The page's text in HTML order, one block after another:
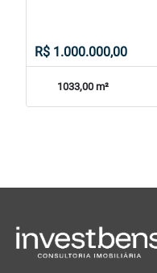
R$ 1.000.000,00
1033,00 m²